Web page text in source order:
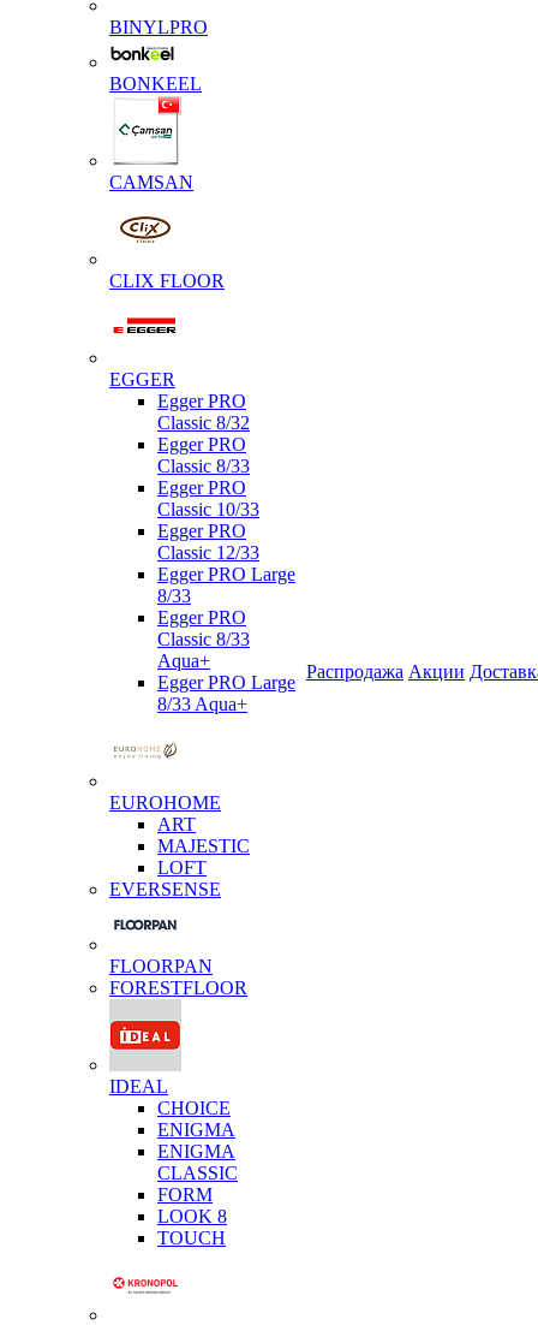
BINYLPRO
BONKEEL
CAMSAN
CLIX FLOOR
EGGER
Egger PRO
Classic 8/32
Egger PRO
Classic 8/33
Egger PRO
Classic 10/33
Egger PRO
Classic 12/33
Egger PRO Large
8/33
Egger PRO
Classic 8/33
Aqua+
Egger PRO Large
8/33 Aqua+
EUROHOME
ART
MAJESTIC
LOFT
EVERSENSE
FLOORPAN
FORESTFLOOR
IDEAL
CHOICE
ENIGMA
ENIGMA
CLASSIC
FORM
LOOK 8
TOUCH
Распродажа Акции